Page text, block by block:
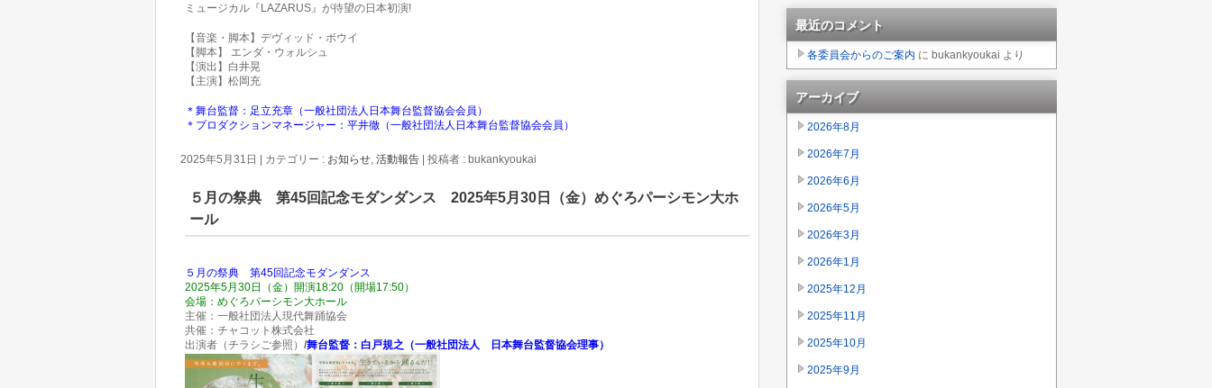
ミュージカル『LAZARUS』が待望の⽇本初演!
【音楽・脚本】デヴィッド・ボウイ
【脚本】 エンダ・ウォルシュ
【演出】白井晃
【主演】松岡充
＊舞台監督：足立充章（一般社団法人日本舞台監督協会会員）
＊プロダクションマネージャー：平井徹（一般社団法人日本舞台監督協会会員）
2025年5月31日 カテゴリー : お知らせ ,活動報告 |投稿者 : bukankyoukai
５月の祭典 第45回記念モダンダンス 2025年5月30日（金）めぐろパーシモン大ホ
ール
５月の祭典 第45回記念モダンダンス
2025年5月30日（金）開演18:20（開場17:50）
会場：めぐろパーシモン大ホール
主催：一般社団法人現代舞踊協会
共催：チャコット株式会社
出演者（チラシご参照） /舞台監督：白戸規之（一般社団法人 日本舞台監督協会理事）
最近のコメント
各委員会からのご案内 に bukankyoukai より
アーカイブ
2026年8月
2026年7月
2026年6月
2026年5月
2026年3月
2026年1月
2025年12月
2025年11月
2025年10月
2025年9月